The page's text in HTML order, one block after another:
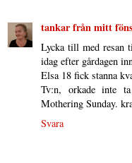
tankar från mitt
Lycka till med resan
idag efter gårdagen
Elsa 18 fick stanna
Tv:n, orkade inte
Mothering Sunday.
Svara